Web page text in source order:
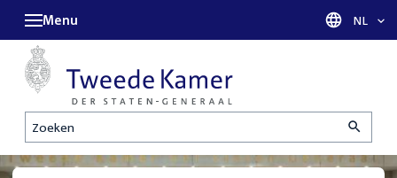
Zoeken
Menu Taal
NL